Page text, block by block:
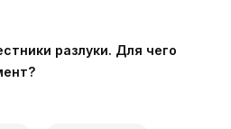
разлуки. Для чего